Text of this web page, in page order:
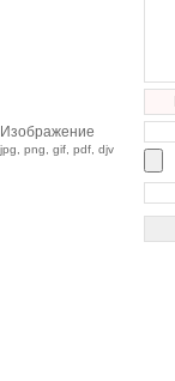
Изображение
jpg, png, gif, pdf, djv